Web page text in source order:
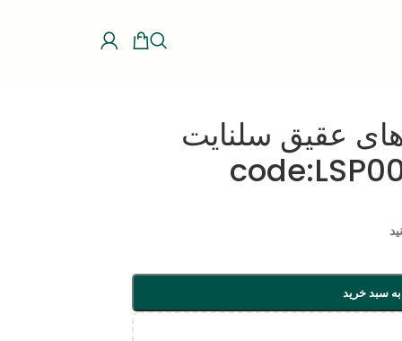
عقیق سلنایت
سبد خرید